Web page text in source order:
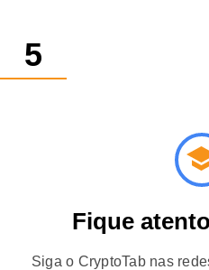
Fique
Siga o CryptoTab nas